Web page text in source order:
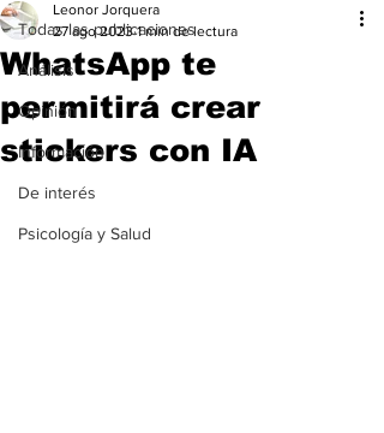
Todas las publicaciones
Análisis
Opinión
Información
De interés
Psicología y Salud
WhatsApp te
permitirá crear
stickers con IA
Leonor Jorquera
27 ago 2023 1 min de lectura